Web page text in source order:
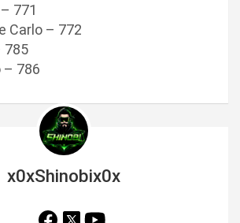
771
Carlo – 772
785
– 786
x0xShinobix0x